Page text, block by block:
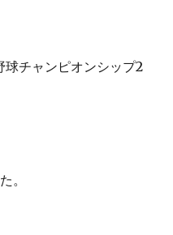
球チャンピオンシップ2
。